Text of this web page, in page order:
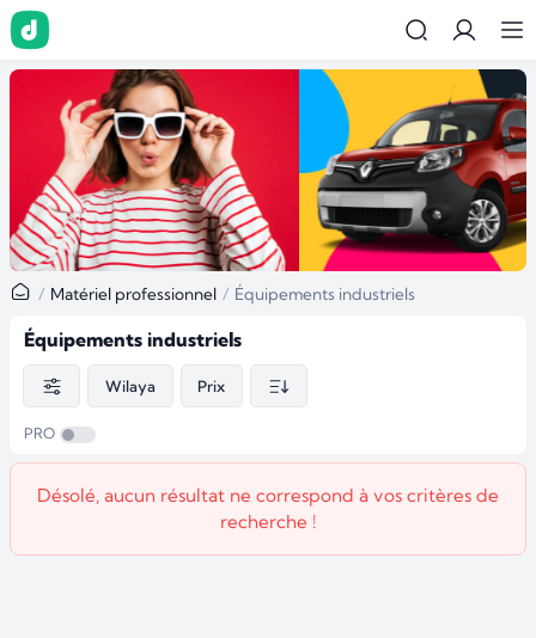
Matériel professionnel Équipements industriels
Équipements industriels
Wilaya Prix
PRO
Désolé, aucun résultat ne correspond à vos critères de
recherche !